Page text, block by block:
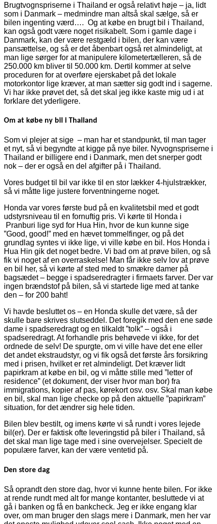
Brugtvognspriserne i Thailand er også relativt høje – ja, lidt
som i Danmark – medmindre man altså skal sælge, så er
bilen ingenting værd…. Og at købe en brugt bil i Thailand,
kan også godt være noget risikabelt. Som i gamle dage i
Danmark, kan der være restgæld i bilen, der kan være
pansættelse, og så er det åbenbart også ret almindeligt, at
man lige sørger for at manipulere kilometertælleren, så de
250.000 km bliver til 50.000 km. Dertil kommer at selve
proceduren for at overføre ejerskabet på det lokale
motorkontor lige kræver, at man sætter sig godt ind i sagerne.
Vi har ikke prøvet det, så det skal jeg ikke kaste mig ud i at
forklare det yderligere.
Om at købe ny bil i Thailand
Som vi plejer at sige – man har et standpunkt, til man tager
et nyt, så vi begyndte at kigge på nye biler. Nyvognspriserne i
Thailand er billigere end i Danmark, men det snerper godt
nok – der er også en del afgifter på i Thailand.
Vores budget til bil var ikke til en stor lækker 4-hjulstrækker,
så vi måtte lige justere forventningerne noget.
Honda var vores første bud på en kvalitetsbil med et godt
udstyrsniveau til en fornuftig pris. Vi kørte til Honda i
Pranburi lige syd for Hua Hin, hvor de kun kunne sige
”Good, good!” med en hævet tommelfinger, og på det
grundlag syntes vi ikke lige, vi ville købe en bil. Hos Honda i
Hua Hin gik det noget bedre. Vi bad om at prøve bilen, og så
fik vi noget af en overraskelse! Man får ikke selv lov at prøve
en bil her, så vi kørte af sted med to smækre damer på
bagsædet – begge i spadseredragter i firmaets farver. Der var
ingen brændstof på bilen, så vi startede lige med at tanke
den – for 200 baht!
Vi havde besluttet os – en Honda skulle det være, så der
skulle bare skrives slutseddel. Det foregik med den ene søde
dame i spadseredragt og en tilkaldt ”tolk” – også i
spadseredragt. At forhandle pris behøvede vi ikke, for det
ordnede de selv! De spurgte, om vi ville have det ene eller
det andet ekstraudstyr, og vi fik også det første års forsikring
med i prisen, hvilket er ret almindeligt. Det kræver lidt
papirkram at købe en bil, og vi måtte stille med ”letter of
residence” (et dokument, der viser hvor man bor) fra
immigrations, kopier af pas, kørekort osv. osv. Skal man købe
en bil, skal man lige checke op på den aktuelle ”papirkram”
situation, for det ændrer sig hele tiden.
Bilen blev bestilt, og imens kørte vi så rundt i vores lejede
bil(er). Der er faktisk ofte leveringstid på biler i Thailand, så
det skal man lige tage med i sine overvejelser. Specielt de
populære farver, kan der være ventetid på.
Den store dag
Så oprandt den store dag, hvor vi kunne hente bilen. For ikke
at rende rundt med alt for mange kontanter, besluttede vi at
gå i banken og få en bankcheck. Jeg er ikke engang klar
over, om man bruger den slags mere i Danmark, men her var